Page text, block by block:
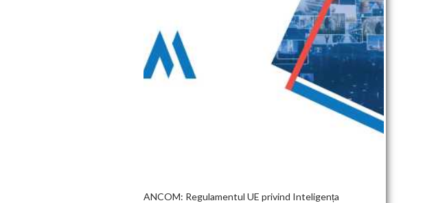
ANCOM: Regulamentul UE privind Inteligența